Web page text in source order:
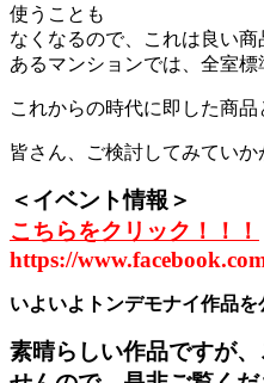
使うことも
なくなるので、これは良い商
あるマンションでは、全室標
これからの時代に即した商品
皆さん、ご検討してみていか
＜イベント情報＞
こちらをクリック！！！
https://
いよいよトンデモナイ作品を
素晴らしい作品ですが